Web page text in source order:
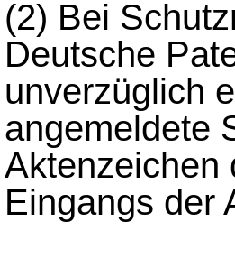
(2) Bei
Deutsche
unverzüglich
angemeldete
Aktenzeichen
Eingangs der